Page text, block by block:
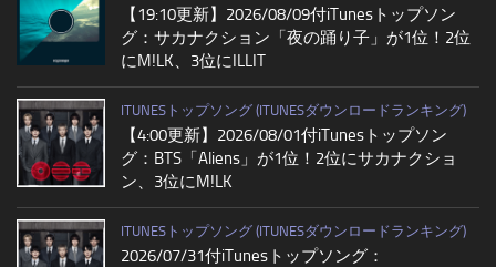
【19:10更新】2026/08/09付iTunesトップソン
グ：サカナクション「夜の踊り子」が1位！2位
にM!LK、3位にILLIT
ITUNESトップソング (ITUNESダウンロードランキング)
【4:00更新】2026/08/01付iTunesトップソン
グ：BTS「Aliens」が1位！2位にサカナクショ
ン、3位にM!LK
ITUNESトップソング (ITUNESダウンロードランキング)
2026/07/31付iTunesトップソング：